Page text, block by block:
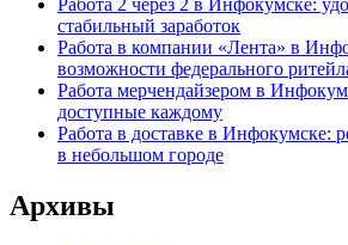
Работа 2 через 2 в Инфокумске:
стабильный заработок
Работа в компании «Лента» в
возможности федерального
Работа мерчендайзером в
доступные каждому
Работа в доставке в Инфокумске:
в небольшом городе
Архивы